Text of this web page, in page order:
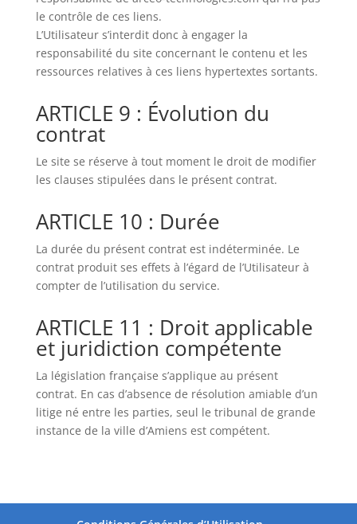
le contrôle de ces liens.
L’Utilisateur s’interdit donc à engager la
responsabilité du site concernant le contenu et les
ressources relatives à ces liens hypertextes sortants.
ARTICLE 9 : Évolution du
contrat
Le site se réserve à tout moment le droit de modifier
les clauses stipulées dans le présent contrat.
ARTICLE 10 : Durée
La durée du présent contrat est indéterminée. Le
contrat produit ses effets à l’égard de l’Utilisateur à
compter de l’utilisation du service.
ARTICLE 11 : Droit applicable
et juridiction compétente
La législation française s’applique au présent
contrat. En cas d’absence de résolution amiable d’un
litige né entre les parties, seul le tribunal de grande
instance de la ville d’Amiens est compétent.